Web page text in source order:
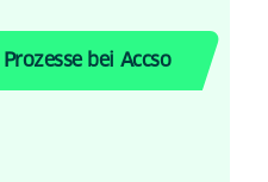
bei Accso